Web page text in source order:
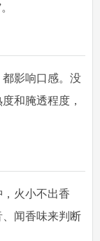
影响口感。没
和腌透程度，
火小不出香
闻香味来判断